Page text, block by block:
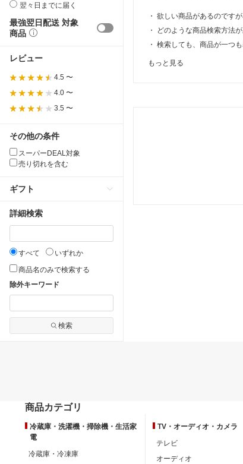
翌々日までに届く
最強翌日配送 対象
商品
レビュー
4.5 〜
4.0 〜
3.5 〜
その他の条件
スーパーDEAL対象
売り切れを含む
ギフト
詳細検索
すべて
いずれか
商品名のみで検索する
除外キーワード
検索
・ 欲しい商品があるのです
・
どのような商品検索方法
・ 検索しても、商品が一つ
もっと見る
商品カテゴリ
冷蔵庫・洗濯機・掃除機・生活家
電
冷蔵庫・冷凍庫
TV・オーディオ・カメラ
テレビ
オーディオ